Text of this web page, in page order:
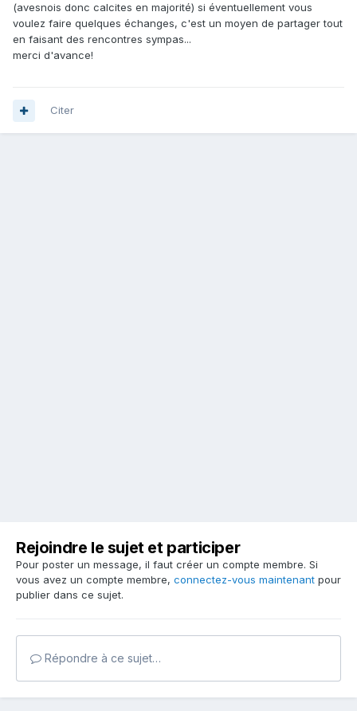
(avesnois donc calcites en majorité) si éventuellement vous
voulez faire quelques échanges, c'est un moyen de partager tout
en faisant des rencontres sympas...
merci d'avance!
Citer
Rejoindre le sujet et participer
Pour poster un message, il faut créer un compte membre. Si
vous avez un compte membre, connectez-vous maintenant pour
publier dans ce sujet.
Répondre à ce sujet…